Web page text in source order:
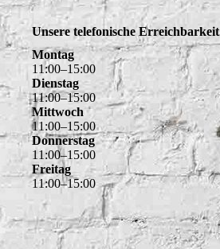
Unsere telefonische Erreichbarkeit
Montag
11:00–15:00
Dienstag
11:00–15:00
Mittwoch
11 :00–15:00
Donnerstag
11:00–15:00
Freitag
11:00–15:00